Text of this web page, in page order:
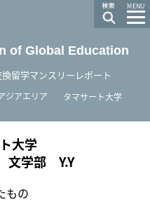
MENU
of Global Education
留学マンスリーレポート
ジアエリア
タマサート大学
大学
文学部 Y.Y
もの